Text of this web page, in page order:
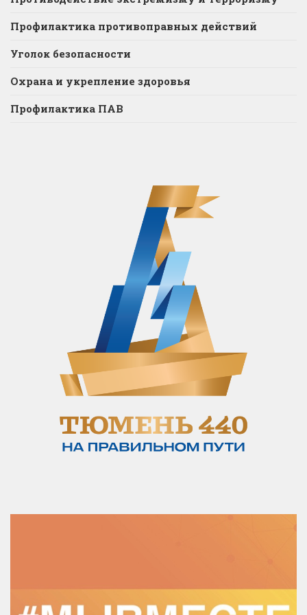
Профилактика противоправных действий
Уголок безопасности
Охрана и укрепление здоровья
Профилактика ПАВ